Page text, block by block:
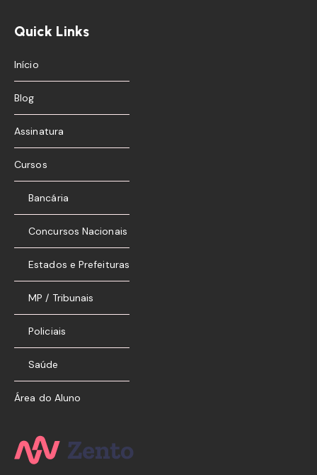
Quick Links
Início
Blog
Assinatura
Cursos
Bancária
Concursos Nacionais
Estados e Prefeituras
MP / Tribunais
Policiais
Saúde
Área do Aluno